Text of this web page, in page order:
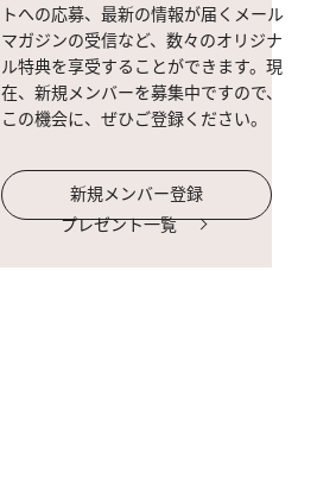
トへの応募、最新の情報が届くメール
マガジンの受信など、数々のオリジナ
ル特典を享受することができます。現
在、新規メンバーを募集中ですので、
この機会に、ぜひご登録ください。
新規メンバー登録
プレゼント一覧